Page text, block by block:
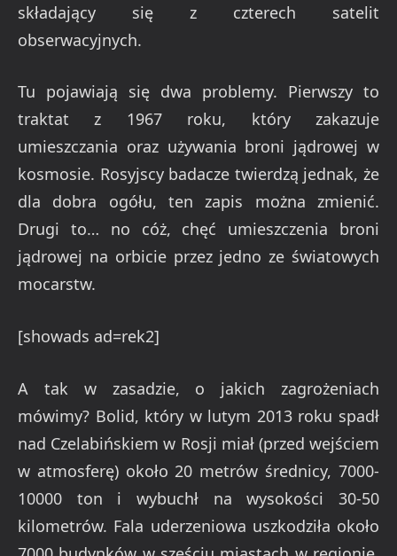
składający się z czterech satelit
obserwacyjnych.
Tu pojawiają się dwa problemy. Pierwszy to
traktat z 1967 roku, który zakazuje
umieszczania oraz używania broni jądrowej w
kosmosie. Rosyjscy badacze twierdzą jednak, że
dla dobra ogółu, ten zapis można zmienić.
Drugi to… no cóż, chęć umieszczenia broni
jądrowej na orbicie przez jedno ze światowych
mocarstw.
[showads ad=rek2]
A tak w zasadzie, o jakich zagrożeniach
mówimy? Bolid, który w lutym 2013 roku spadł
nad Czelabińskiem w Rosji miał (przed wejściem
w atmosferę) około 20 metrów średnicy, 7000-
10000 ton i wybuchł na wysokości 30-50
kilometrów. Fala uderzeniowa uszkodziła około